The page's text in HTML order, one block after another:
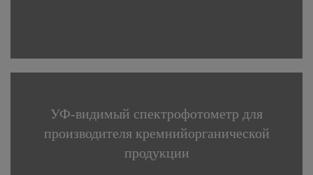
УФ-видимый спектрофотометр для
производителя кремнийорганической
продукции